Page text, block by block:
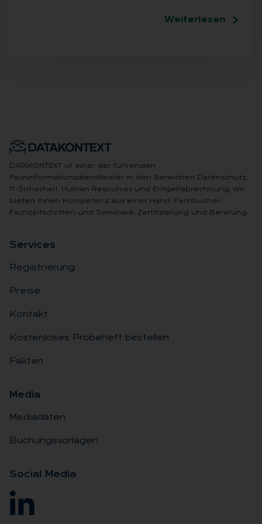
Weiterlesen
DATAKONTEXT ist einer der führenden
Fachinformationsdienstleister in den Bereichen Datenschutz,
IT-Sicherheit, Human Resources und Entgeltabrechnung. Wir
bieten Ihnen Kompetenz aus einer Hand: Fachbücher,
Fachzeitschriften und Seminare, Zertifizierung und Beratung.
Ser­vices
Registrierung
Preise
Kontakt
Kostenloses Probeheft bestellen
Fakten
Me­dia
Mediadaten
Buchungsvorlagen
So­ci­al Me­dia